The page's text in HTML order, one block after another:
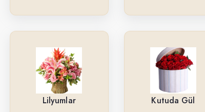
Aranjmanlar
Lilyumlar
Arkadaşa
Kutuda Gül
Lilyumlar Kutuda Gül